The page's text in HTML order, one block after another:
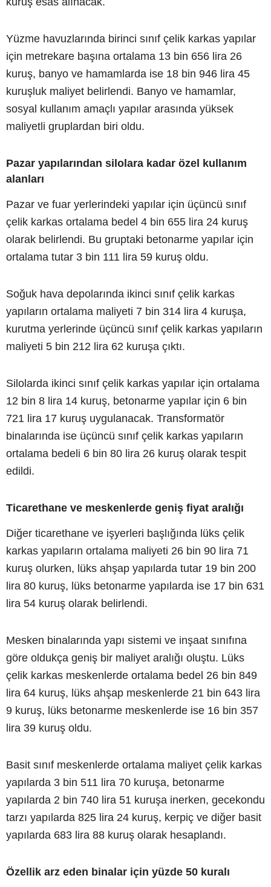
Yüzme havuzlarında birinci sınıf çelik karkas yapılar
için metrekare başına ortalama 13 bin 656 lira 26
kuruş, banyo ve hamamlarda ise 18 bin 946 lira 45
kuruşluk maliyet belirlendi. Banyo ve hamamlar,
sosyal kullanım amaçlı yapılar arasında yüksek
maliyetli gruplardan biri oldu.
Pazar yapılarından silolara kadar özel kullanım
alanları
Pazar ve fuar yerlerindeki yapılar için üçüncü sınıf
çelik karkas ortalama bedel 4 bin 655 lira 24 kuruş
olarak belirlendi. Bu gruptaki betonarme yapılar için
ortalama tutar 3 bin 111 lira 59 kuruş oldu.
Soğuk hava depolarında ikinci sınıf çelik karkas
yapıların ortalama maliyeti 7 bin 314 lira 4 kuruşa,
kurutma yerlerinde üçüncü sınıf çelik karkas yapıların
maliyeti 5 bin 212 lira 62 kuruşa çıktı.
Silolarda ikinci sınıf çelik karkas yapılar için ortalama
12 bin 8 lira 14 kuruş, betonarme yapılar için 6 bin
721 lira 17 kuruş uygulanacak. Transformatör
binalarında ise üçüncü sınıf çelik karkas yapıların
ortalama bedeli 6 bin 80 lira 26 kuruş olarak tespit
edildi.
Ticarethane ve meskenlerde geniş fiyat aralığı
Diğer ticarethane ve işyerleri başlığında lüks çelik
karkas yapıların ortalama maliyeti 26 bin 90 lira 71
kuruş olurken, lüks ahşap yapılarda tutar 19 bin 200
lira 80 kuruş, lüks betonarme yapılarda ise 17 bin 631
lira 54 kuruş olarak belirlendi.
Mesken binalarında yapı sistemi ve inşaat sınıfına
göre oldukça geniş bir maliyet aralığı oluştu. Lüks
çelik karkas meskenlerde ortalama bedel 26 bin 849
lira 64 kuruş, lüks ahşap meskenlerde 21 bin 643 lira
9 kuruş, lüks betonarme meskenlerde ise 16 bin 357
lira 39 kuruş oldu.
Basit sınıf meskenlerde ortalama maliyet çelik karkas
yapılarda 3 bin 511 lira 70 kuruşa, betonarme
yapılarda 2 bin 740 lira 51 kuruşa inerken, gecekondu
tarzı yapılarda 825 lira 24 kuruş, kerpiç ve diğer basit
yapılarda 683 lira 88 kuruş olarak hesaplandı.
Özellik arz eden binalar için yüzde 50 kuralı